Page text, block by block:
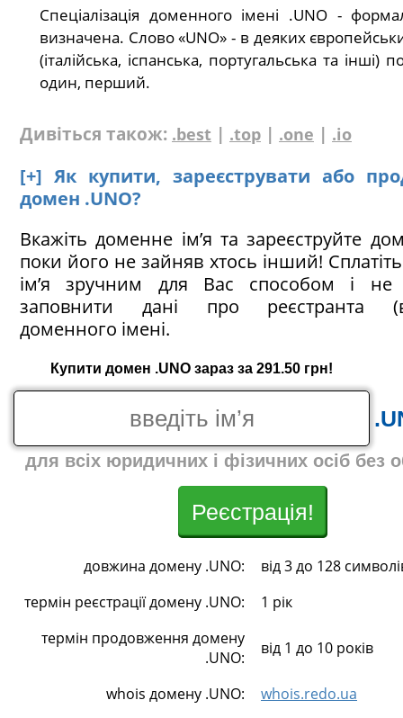
Спеціалізація доменного імені .UNO -
визначена. Слово «UNO» - в деяких
(італійська, іспанська, португальська та інші)
один, перший.
Дивіться також: .best | .top | .one | .io
[+] Як купити, зареєструвати або
домен .UNO?
Вкажіть доменне ім’я та зареєструйте
поки його не зайняв хтось інший!
ім’я зручним для Вас способом і не
заповнити дані про реєстранта
доменного імені.
Купити домен .UNO зараз за 291.50 грн!
для всіх юридичних і фізичних осіб без
Реєстрація!
довжина домену .UNO:
від 3 до 128
термін реєстрації домену .UNO:
1 рік
термін продовження домену
.UNO:
від 1 до 10 років
whois домену .UNO:
whois.redo.ua